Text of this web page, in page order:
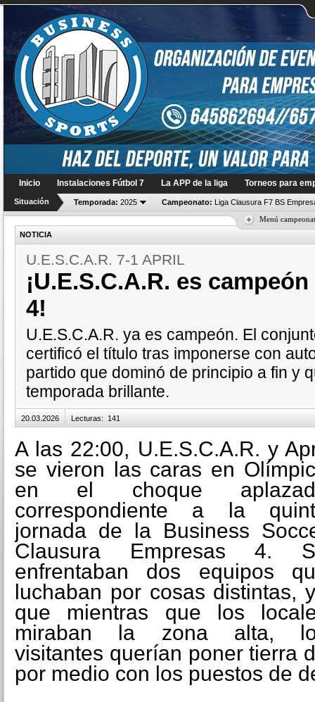
Inicio Instalaciones Fútbol 7 La APP de la liga Torneos para
Situación Temporada: 2025 Campeonato: Liga Clausura F7 BS
Menú
NOTICIA
U.E.S.C.A.R. 7-1 APRIL
¡U.E.S.C.A.R. es
4!
U.E.S.C.A.R. ya es campeón. El
certificó el título tras imponerse con
partido que dominó de principio a fin y
temporada brillante.
20.03.2026 Lecturas: 141
A las 22:00, U.E.S.C.A.R. y
se vieron las caras en
en el choque
correspondiente a la
jornada de la Business
Clausura Empresas 4.
enfrentaban dos equipos
luchaban por cosas distintas,
que mientras que los
miraban la zona alta,
visitantes querían poner tierra
por medio con los puestos de